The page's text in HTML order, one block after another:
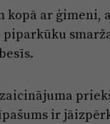
ar ģimeni,
ir